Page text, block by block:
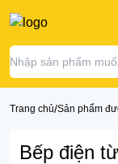
Trang chủ/Sản phẩm
Bếp điện